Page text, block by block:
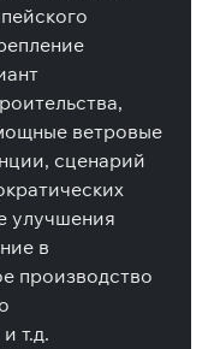
ветровые
сценарий
улучшения
в
производство
т.д.